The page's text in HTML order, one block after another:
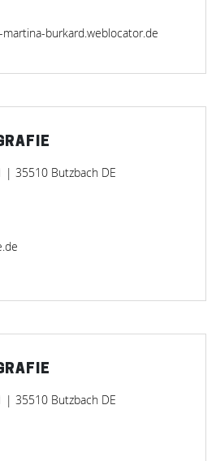
burkard.weblocator.de
| 35510 Butzbach DE
| 35510 Butzbach DE